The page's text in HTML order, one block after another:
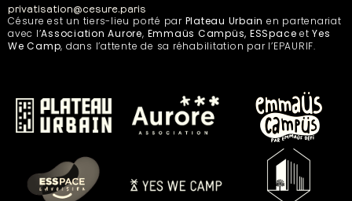
privatisation@cesure.paris
Césure est un tiers-lieu porté par Plateau Urbain en partenariat
avec l’Association Aurore, Emmaüs Campüs, ESSpaceetYes
We Camp, dans l’attente de sa réhabilitation par l’EPAURIF.